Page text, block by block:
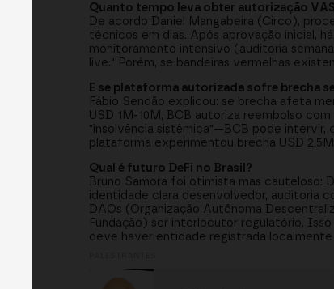
Quanto tempo leva obter autorização
De acordo Daniel Mangabeira (Circo),
técnicos em dias. Após aprovação inicial,
monitoramento intensivo (auditoria
live." Porém, se bandeiras vermelhas
E se plataforma autorizada sofre brecha
Fábio Sendão explicou: se brecha afeta
USD 1M-10M, BCB autoriza reembolso
"insolvência sistêmica"—BCB pode intervir,
plataforma experimentou brecha USD
Qual é futuro DeFi no Brasil?
Bruno Samora foi otimista mas cauteloso:
identidade clara desenvolvedor, auditoria
DAOs (Organização Autônoma
Fundação) ser interlocutor regulatório.
deve haver entidade registrada